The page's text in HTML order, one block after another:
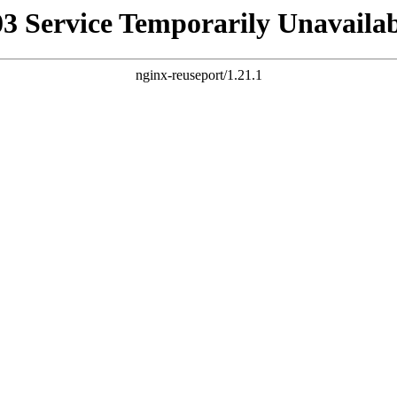
Service Temporarily
nginx-reuseport/1.21.1